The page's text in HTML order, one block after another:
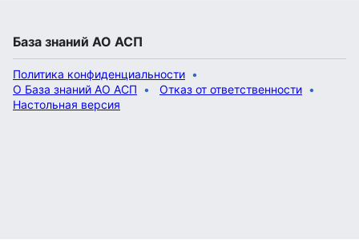
База знаний АО АСП
Политика конфиденциальности
О База знаний АО АСП
Отказ от ответственности
Настольная версия